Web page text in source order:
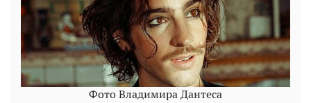
Фото Владимира Дантеса